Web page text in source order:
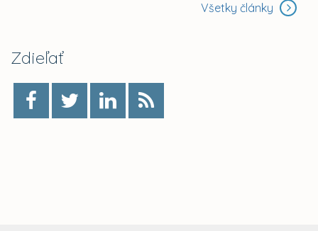
Všetky články
Zdieľať